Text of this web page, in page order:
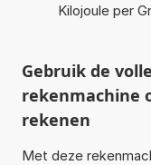
Kilojoule per
Gebruik de
rekenmachine
rekenen
Met deze